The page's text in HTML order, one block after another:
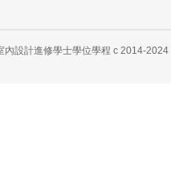
內設計進修學士學位學程 c 2014-